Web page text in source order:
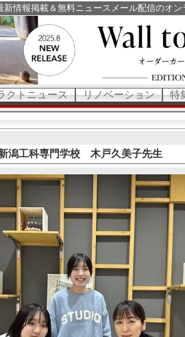
新情報掲載＆無料ニュースメール配信のオ
クトニュース リノベーション 特
新潟工科専門学校 木戸久美子先生